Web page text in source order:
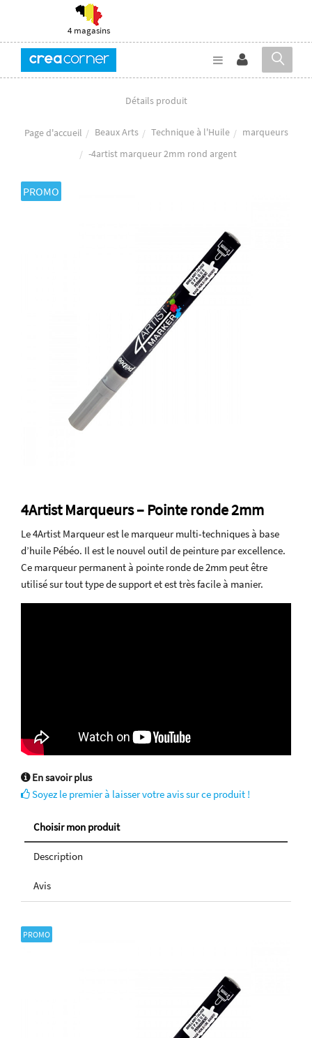
4 magasins
Détails produit
Page d'accueil Beaux Arts Technique à l'Huile
marqueurs
-4artist marqueur 2mm rond argent
PROMO
4Artist Marqueurs – Pointe ronde 2mm
Le 4Artist Marqueur est le marqueur multi-techniques à base
d’huile Pébéo. Il est le nouvel outil de peinture par excellence.
Ce marqueur permanent à pointe ronde de 2mm peut être
utilisé sur tout type de support et est très facile à manier.
En savoir plus
Soyez le premier à laisser votre avis sur ce produit !
Choisir mon produit
Description
Avis
PROMO